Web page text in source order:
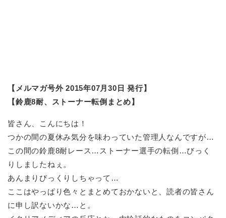
【メルマガ号外 2015年07月30日 発行】
【鈴鹿8耐、ストーナー転倒まとめ】
皆さん、こんにちは！
つかの間の夏休み気分を味わっていた管理人なんですが…
この間の鈴鹿8耐レース…ストーナー選手の転倒…びっく
りしましたねぇ。
あんまりびっくりしちゃって…
ここはやっぱり色々とまとめておかないと、読者の皆さん
に申し訳ないかな…と。